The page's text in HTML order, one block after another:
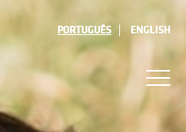
PORTUGUÊS ENGLISH